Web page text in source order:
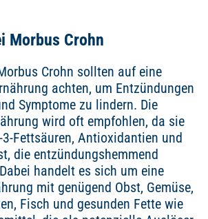
Morbus Crohn
Crohn sollten auf eine
achten, um Entzündungen
Symptome zu lindern. Die
wird oft empfohlen, da sie
3-Fettsäuren, Antioxidantien und
die entzündungshemmend
handelt es sich um eine
mit genügend Obst, Gemüse,
Fisch und gesunden Fette wie